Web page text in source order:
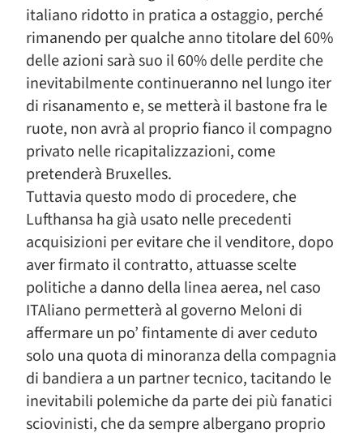
italiano ridotto in pratica a ostaggio, perché
rimanendo per qualche anno titolare del 60%
delle azioni sarà suo il 60% delle perdite che
inevitabilmente continueranno nel lungo iter
di risanamento e, se metterà il bastone fra le
ruote, non avrà al proprio fianco il compagno
privato nelle ricapitalizzazioni, come
pretenderà Bruxelles.
Tuttavia questo modo di procedere, che
Lufthansa ha già usato nelle precedenti
acquisizioni per evitare che il venditore, dopo
aver firmato il contratto, attuasse scelte
politiche a danno della linea aerea, nel caso
ITAliano permetterà al governo Meloni di
affermare un po’ fintamente di aver ceduto
solo una quota di minoranza della compagnia
di bandiera a un partner tecnico, tacitando le
inevitabili polemiche da parte dei più fanatici
sciovinisti, che da sempre albergano proprio